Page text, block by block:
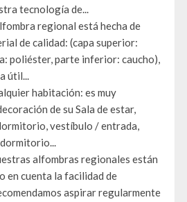
tecnología de...
regional está hecha de
de calidad: (capa superior:
poliéster, parte inferior: caucho),
útil...
habitación: es muy
de su Sala de estar,
vestíbulo / entrada,
alfombras regionales están
en cuenta la facilidad de
aspirar regularmente